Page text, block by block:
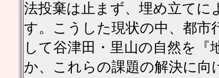
法投棄は止まず、埋め立てに
す。こうした現状の中、都市
して谷津田・里山の自然を
か、これらの課題の解決に向